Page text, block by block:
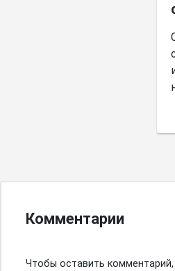
Комментарии
Чтобы оставить комментарий,